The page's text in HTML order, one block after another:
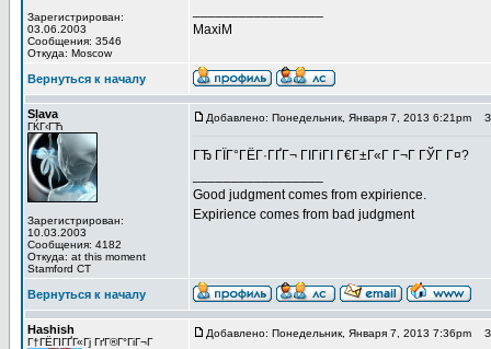
Зарегистрирован:
03.06.2003
Сообщения: 3546
Откуда: Moscow
MaxiM
Вернуться к началу
Slava
ГЌГ‹ГЋ
Зарегистрирован:
10.03.2003
Сообщения: 4182
Откуда: at this moment
Stamford CT
Добавлено: Понедельник, Января 7, 2013 6:21pm
ГЂ ГЇГ°ГЁГ·ГҐГ¬ ГІГіГІ Г€Г±Г«Г Г¬Г ГЎГ Г¤?
Good judgment comes from expirience.
Expirience comes from bad judgment
Вернуться к началу
Hashish
Г†ГЁГІГҐГ«Гј ГґГ®Г°ГіГ¬Г
Добавлено: Понедельник, Января 7, 2013 7:36pm